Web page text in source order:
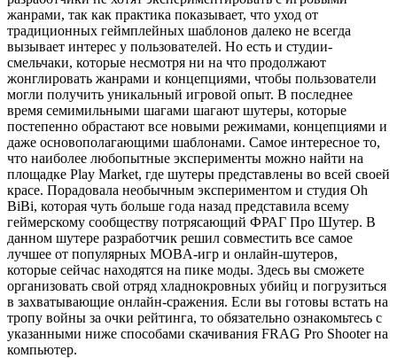
жанрами, так как практика показывает, что уход от
традиционных геймплейных шаблонов далеко не всегда
вызывает интерес у пользователей. Но есть и студии-
смельчаки, которые несмотря ни на что продолжают
жонглировать жанрами и концепциями, чтобы пользователи
могли получить уникальный игровой опыт. В последнее
время семимильными шагами шагают шутеры, которые
постепенно обрастают все новыми режимами, концепциями и
даже основополагающими шаблонами. Самое интересное то,
что наиболее любопытные эксперименты можно найти на
площадке Play Market, где шутеры представлены во всей своей
красе. Порадовала необычным экспериментом и студия Oh
BiBi, которая чуть больше года назад представила всему
геймерскому сообществу потрясающий ФРАГ Про Шутер. В
данном шутере разработчик решил совместить все самое
лучшее от популярных MOBA-игр и онлайн-шутеров,
которые сейчас находятся на пике моды. Здесь вы сможете
организовать свой отряд хладнокровных убийц и погрузиться
в захватывающие онлайн-сражения. Если вы готовы встать на
тропу войны за очки рейтинга, то обязательно ознакомьтесь с
указанными ниже способами скачивания FRAG Pro Shooter на
компьютер.